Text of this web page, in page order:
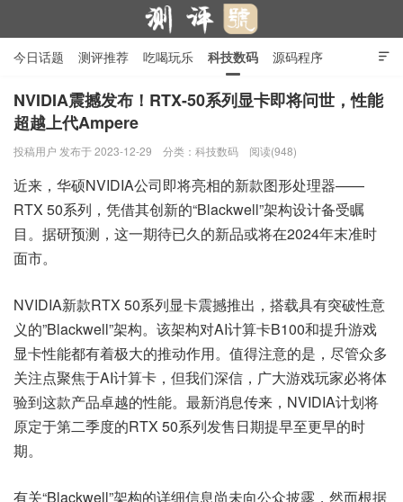
测评号

今日话题 测评推荐 吃喝玩乐 科技数码 源码程序
行业产品 在线投稿 隐私政策
NVIDIA震撼发布！RTX-50系列显卡即将问世，性能
超越上代Ampere
投稿用户 发布于 2023-12-29 分类： 科技数码 阅读(948)
近来，华硕NVIDIA公司即将亮相的新款图形处理器——
RTX 50系列，凭借其创新的“Blackwell”架构设计备受瞩
目。据研预测，这一期待已久的新品或将在2024年末准时
面市。
NVIDIA新款RTX 50系列显卡震撼推出，搭载具有突破性意
义的”Blackwell”架构。该架构对AI计算卡B100和提升游戏
显卡性能都有着极大的推动作用。值得注意的是，尽管众多
关注点聚焦于AI计算卡，但我们深信，广大游戏玩家必将体
验到这款产品卓越的性能。最新消息传来，NVIDIA计划将
原定于第二季度的RTX 50系列发售日期提早至更早的时
期。
有关“Blackwell”架构的详细信息尚未向公众披露，然而根据